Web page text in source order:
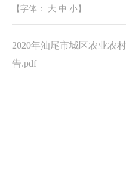
【字体： 大 中 小 】
2020年汕尾市城区农业农
告.pdf